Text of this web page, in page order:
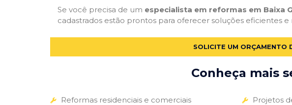
Se você precisa de um especialista em reformas em Baixa
cadastrados estão prontos para oferecer soluções eficientes e
SOLICITE UM ORÇAMENTO
Conheça mais
Reformas residenciais e comerciais
Projetos